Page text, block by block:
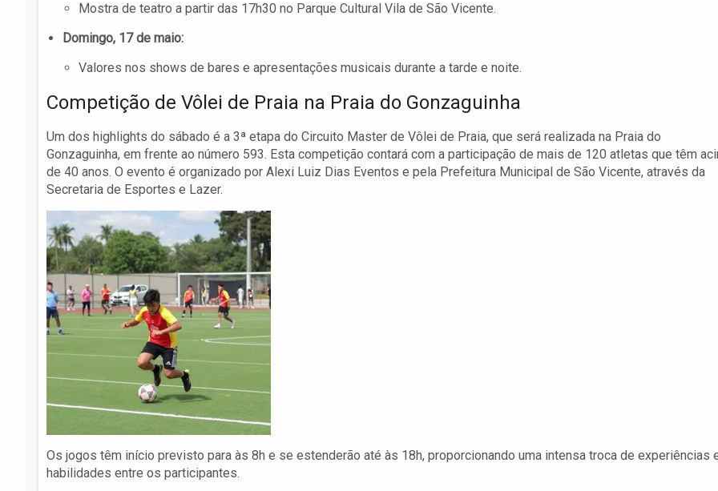
Mostra de teatro a partir das 17h30 no Parque Cultural Vila de São Vicente.
Domingo, 17 de maio:
Valores nos shows de bares e apresentações musicais durante a tarde e noite.
Competição de Vôlei de Praia na Praia do Gonzaguinha
Um dos highlights do sábado é a 3ª etapa do Circuito Master de Vôlei de Praia, que será realizada na Praia do
Gonzaguinha, em frente ao número 593. Esta competição contará com a participação de mais de 120 atletas que têm
de 40 anos. O evento é organizado por Alexi Luiz Dias Eventos e pela Prefeitura Municipal de São Vicente, através da
Secretaria de Esportes e Lazer.
Os jogos têm início previsto para às 8h e se estenderão até às 18h, proporcionando uma intensa troca de experiências
habilidades entre os participantes.